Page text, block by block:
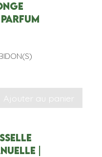
Ajouter au panier
|